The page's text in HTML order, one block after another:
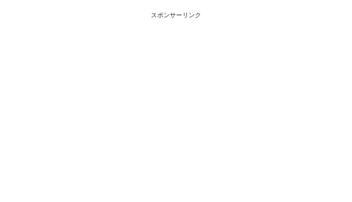
スポンサーリンク